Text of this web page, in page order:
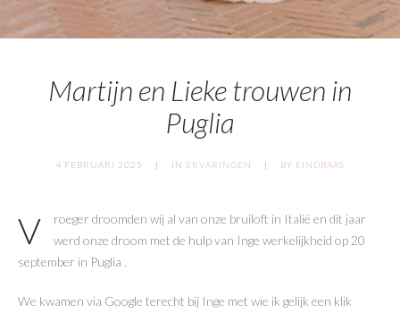
Martijn en Lieke trouwen in
Puglia
4 FEBRUARI 2025 IN ERVARINGEN BY EINDBAAS
Vroeger droomden wij al van onze bruiloft in Italië en dit jaar
werd onze droom met de hulp van Inge werkelijkheid op 20
september in Puglia .
We kwamen via Google terecht bij Inge met wie ik gelijk een klik